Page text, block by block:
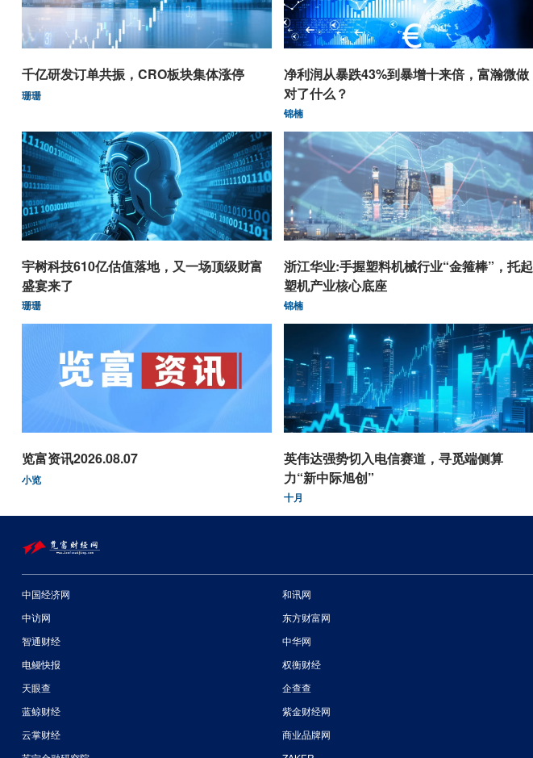
千亿研发订单共振，CRO板块集体涨停
珊珊
净利润从暴跌43%到暴增十来倍，富瀚微做
对了什么？
锦楠
宇树科技610亿估值落地，又一场顶级财富
盛宴来了
珊珊
浙江华业:手握塑料机械行业“金箍棒”，托起
塑机产业核心底座
锦楠
览富资讯2026.08.07
小览
英伟达强势切入电信赛道，寻觅端侧算
力“新中际旭创”
十月
中国经济网 和讯网
中访网
东方财富网
智通财经
中华网
电鳗快报
权衡财经
天眼查
企查查
蓝鲸财经
紫金财经网
云掌财经
商业品牌网